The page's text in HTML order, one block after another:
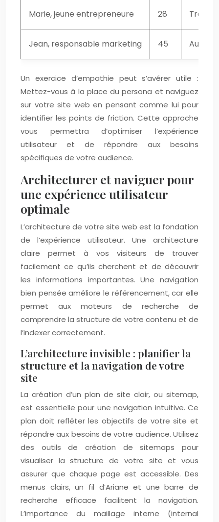
Marie, jeune entrepreneure 28
Jean, responsable marketing 45
Un exercice d’empathie peut s’avérer utile :
Mettez-vous à la place du persona et naviguez
sur votre site web en pensant comme lui pour
identifier les points de friction. Cette approche
vous permettra d’optimiser l’expérience
utilisateur et de répondre aux besoins
spécifiques de votre audience.
Architecturer et naviguer pour
une expérience utilisateur
optimale
L’architecture de votre site web est la fondation
de l’expérience utilisateur. Une architecture
claire permet à vos visiteurs de trouver
facilement ce qu’ils cherchent et de découvrir
les informations importantes. Une navigation
bien pensée améliore le référencement, car elle
permet aux moteurs de recherche de
comprendre la structure de votre contenu et de
l’indexer correctement.
L’architecture invisible : planifier la
structure et la navigation de votre
site
La création d’un plan de site clair, ou sitemap,
est essentielle pour une navigation intuitive. Ce
plan doit refléter les objectifs de votre site et
répondre aux besoins de votre audience. Utilisez
des outils de création de sitemaps pour
visualiser la structure de votre site et vous
assurer que chaque page est accessible. Des
menus clairs, un fil d’Ariane et une barre de
recherche efficace facilitent la navigation.
L’importance du maillage interne (internal